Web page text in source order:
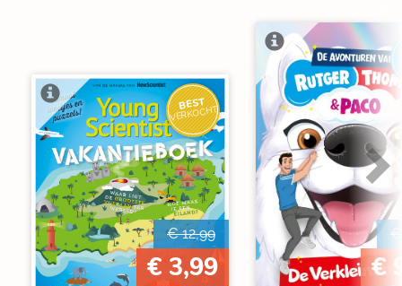
BEST
VERKOCHT
€ 12,99
€ 3,99
€
€